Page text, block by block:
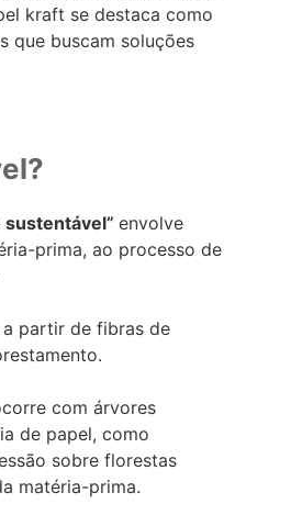
kraft se destaca como
que buscam soluções
envolve
prima, ao processo de
partir de fibras de
com árvores
de papel, como
sobre florestas
matéria-prima.